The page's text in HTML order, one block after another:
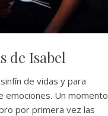
de Isabel
de vidas y para
emociones. Un momento
por primera vez las